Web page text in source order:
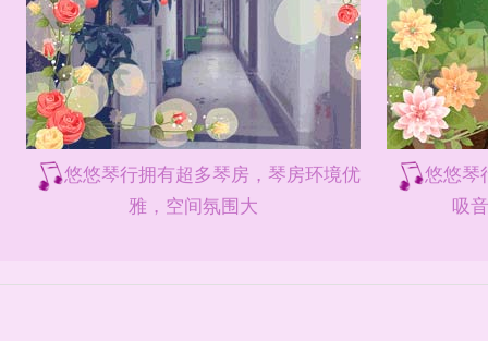
悠悠琴行拥有超多琴房，琴房环境优
雅，空间氛围大
悠悠琴
吸